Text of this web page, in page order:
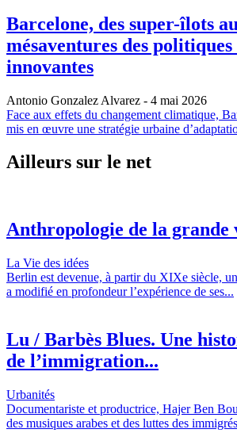
Barcelone, des super-îlots
mésaventures des
innovantes
Antonio Gonzalez Alvarez - 4 mai 2026
Face aux effets du changement climatique,
mis en œuvre une stratégie urbaine
Ailleurs sur le net
Anthropologie de la grande
La Vie des idées
Berlin est devenue, à partir du XIXe siècle,
a modifié en profondeur l’expérience de ses...
Lu / Barbès Blues. Une
de l’immigration...
Urbanités
Documentariste et productrice, Hajer Ben
des musiques arabes et des luttes des